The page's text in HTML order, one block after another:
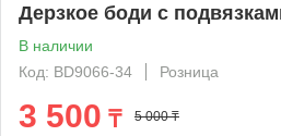
Дерзкое боди с
В наличии
Код: BD9066-34
Розница
3 500 ₸ 5 000 ₸